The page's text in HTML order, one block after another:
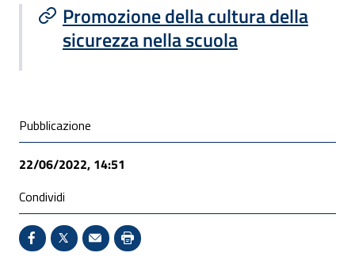
Promozione della cultura della
sicurezza nella scuola
Condivisione social
Pubblicazione
22/06/2022, 14:51
Condividi
Condividi su Facebook - Sito esterno - Apertura in
X - Sito esterno - Apertura in nuova finestra
Invio Mail: apre il programma di posta
Stampa pagina: scelta meno